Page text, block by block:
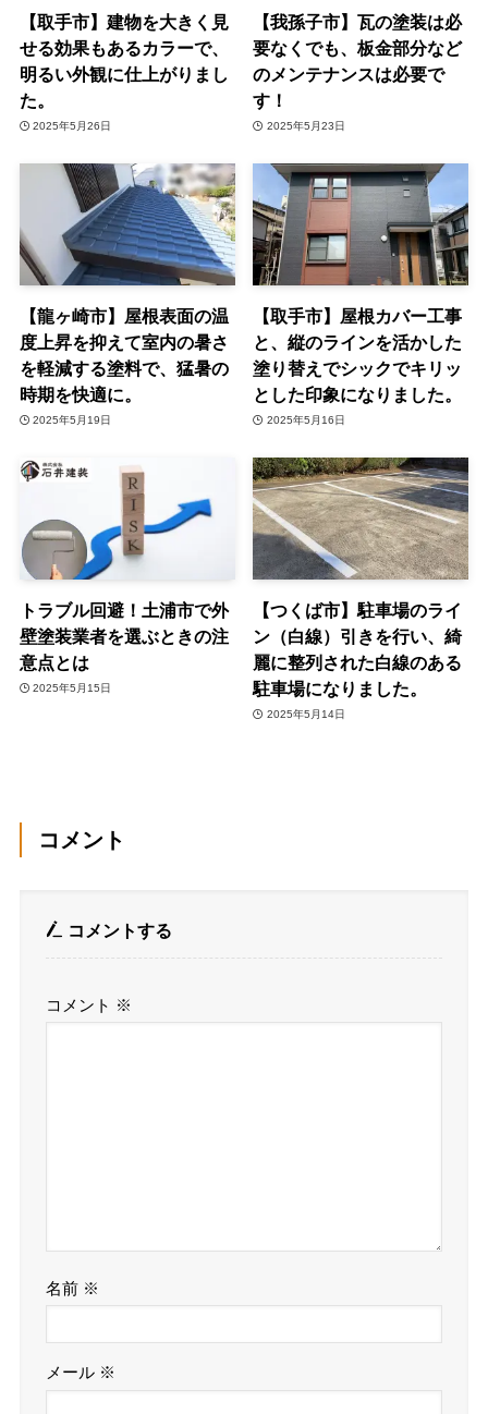
【取手市】建物を大きく見
せる効果もあるカラーで、
明るい外観に仕上がりまし
た。
2025年5月26日
【我孫子市】瓦の塗装は必
要なくでも、板金部分など
のメンテナンスは必要で
す！
2025年5月23日
【龍ヶ崎市】屋根表面の温
度上昇を抑えて室内の暑さ
を軽減する塗料で、猛暑の
時期を快適に。
2025年5月19日
【取手市】屋根カバー工事
と、縦のラインを活かした
塗り替えでシックでキリッ
とした印象になりました。
2025年5月16日
トラブル回避！土浦市で外
壁塗装業者を選ぶときの注
意点とは
2025年5月15日
【つくば市】駐車場のライ
ン（白線）引きを行い、綺
麗に整列された白線のある
駐車場になりました。
2025年5月14日
コメント
コメントする
コメント ※
名前 ※
メール ※